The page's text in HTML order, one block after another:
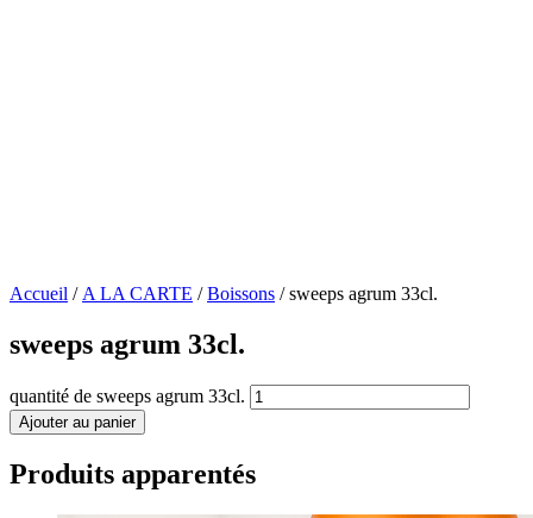
Accueil / A LA CARTE /Boissons / sweeps agrum 33cl.
sweeps agrum 33cl.
quantité de sweeps agrum 33cl.
Ajouter au panier
Produits apparentés